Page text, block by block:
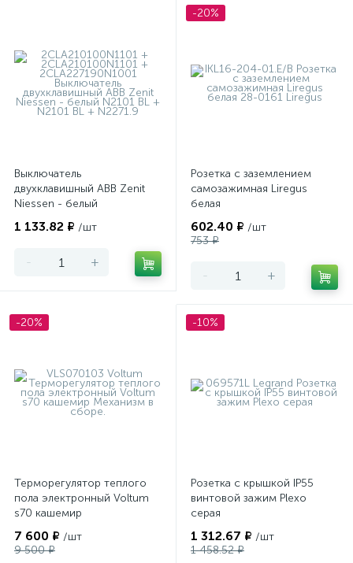
Выключатель
двухклавишный ABB Zenit
Niessen - белый
1 133.82 ₽ /шт
- +
-20%
Розетка с заземлением
самозажимная Liregus
белая
602.40 ₽ /шт
753 ₽
- +
-20%
Терморегулятор теплого
пола электронный Voltum
s70 кашемир
7 600 ₽ /шт
9 500 ₽
-10%
Розетка с крышкой IP55
винтовой зажим Plexo
серая
1 312.67 ₽ /шт
1 458.52 ₽